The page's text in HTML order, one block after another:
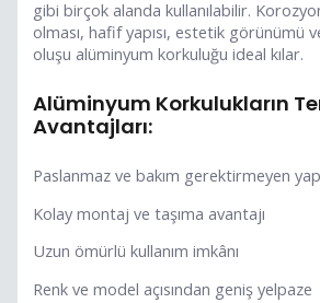
gibi birçok alanda kullanılabilir.
olması, hafif yapısı, estetik görünümü
oluşu alüminyum korkuluğu ideal kılar.
Alüminyum Korkulukların
Avantajları:
Paslanmaz ve bakım gerektirmeyen
Kolay montaj ve taşıma avantajı
Uzun ömürlü kullanım imkânı
Renk ve model açısından geniş yelpaze